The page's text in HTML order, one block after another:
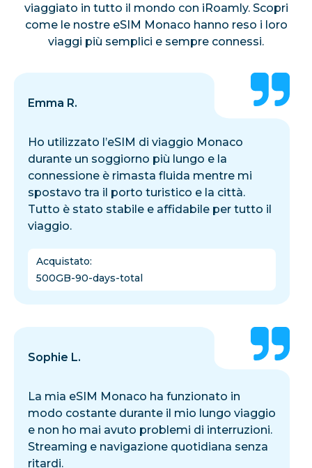
viaggiato in tutto il mondo con iRoamly. Scopri
come le nostre eSIM Monaco hanno reso i loro
viaggi più semplici e sempre connessi.
Emma R.
Ho utilizzato l’eSIM di viaggio Monaco
durante un soggiorno più lungo e la
connessione è rimasta fluida mentre mi
spostavo tra il porto turistico e la città.
Tutto è stato stabile e affidabile per tutto il
viaggio.
Acquistato:
500GB-90-days-total
Sophie L.
La mia eSIM Monaco ha funzionato in
modo costante durante il mio lungo viaggio
e non ho mai avuto problemi di interruzioni.
Streaming e navigazione quotidiana senza
ritardi.